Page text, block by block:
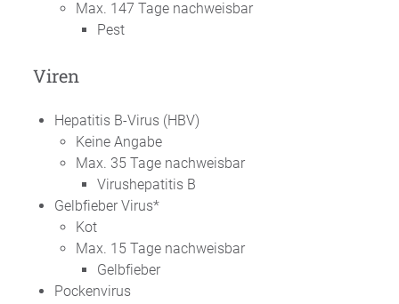
Max. 147 Tage nachweisbar
Pest
Viren
Hepatitis B-Virus (HBV)
Keine Angabe
Max. 35 Tage nachweisbar
Virushepatitis B
Gelbfieber Virus*
Kot
Max. 15 Tage nachweisbar
Gelbfieber
Pockenvirus